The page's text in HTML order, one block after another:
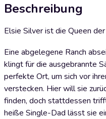
Beschreibung
Elsie Silver ist die Queen
Eine abgelegene Ranch
klingt für die ausgebrannte
perfekte Ort, um sich vor
verstecken. Hier will sie
finden, doch stattdessen
heiße Single-Dad lässt sie